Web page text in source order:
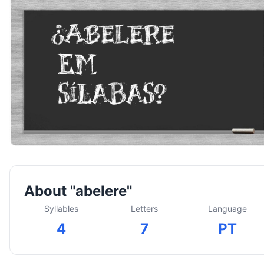
About "abelere"
Syllables
4
Letters
7
Language
PT